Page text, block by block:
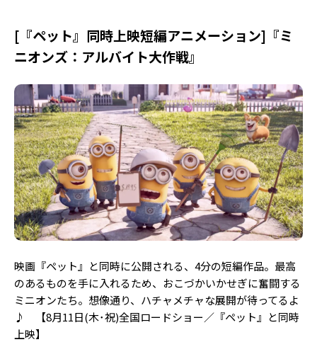
[『ペット』同時上映短編アニメーション]『ミ
ニオンズ：アルバイト大作戦』
映画『ペット』と同時に公開される、4分の短編作品。最高
のあるものを手に入れるため、おこづかいかせぎに奮闘する
ミニオンたち。想像通り、ハチャメチャな展開が待ってるよ
♪ 【8月11日(木･祝)全国ロードショー／『ペット』と同時
上映】